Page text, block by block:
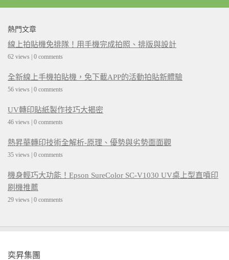
熱門文章
線上拍貼機免排隊！用手機完成拍照、排版與設計
62 views | 0 comments
全新線上手機拍貼機，免下載APP的活動拍貼新體驗
56 views | 0 comments
UV轉印貼紙製作技巧大揭密
46 views | 0 comments
熱昇華轉印技術全解析-原理、優勢與劣勢面面觀
35 views | 0 comments
機身輕巧大功能！Epson SureColor SC-V1030 UV桌上型直噴印
刷機推薦
29 views | 0 comments
奕昇集團